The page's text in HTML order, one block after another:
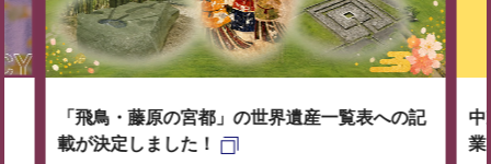
「飛鳥・藤原の宮都」の世界遺産一覧表への記
載が決定しました！
中
業